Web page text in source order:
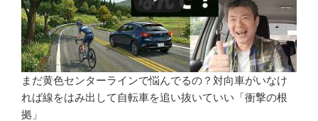
まだ黄色センターラインで悩んでるの？対向車がいなけ
れば線をはみ出して自転車を追い抜いていい「衝撃の根
拠」